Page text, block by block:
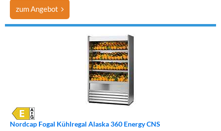
zum Angebot
Nordcap Fogal Kühlregal Alaska 360 Energy CNS